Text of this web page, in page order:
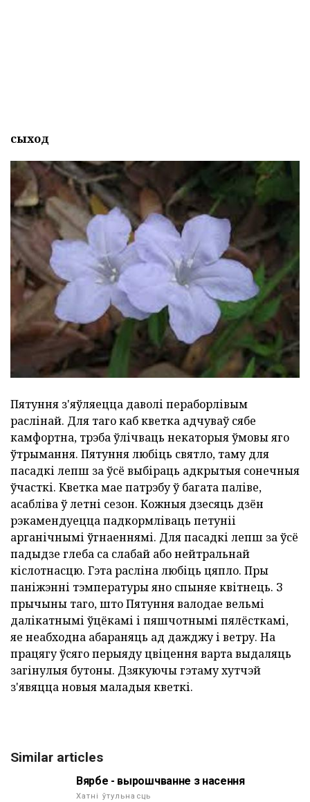
сыход
Пятуння з'яўляецца даволі пераборлівым
раслінай. Для таго каб кветка адчуваў сябе
камфортна, трэба ўлічваць некаторыя ўмовы яго
ўтрымання. Пятуння любіць святло, таму для
пасадкі лепш за ўсё выбіраць адкрытыя сонечныя
ўчасткі. Кветка мае патрэбу ў багата паліве,
асабліва ў летні сезон. Кожныя дзесяць дзён
рэкамендуецца падкормліваць петуніі
арганічнымі ўгнаеннямі. Для пасадкі лепш за ўсё
падыдзе глеба са слабай або нейтральнай
кіслотнасцю. Гэта расліна любіць цяпло. Пры
паніжэнні тэмпературы яно спыняе квітнець. З
прычыны таго, што Пятуння валодае вельмі
далікатнымі ўцёкамі і пяшчотнымі пялёсткамі,
яе неабходна абараняць ад дажджу і ветру. На
працягу ўсяго перыяду цвіцення варта выдаляць
загінулыя бутоны. Дзякуючы гэтаму хутчэй
з'явяцца новыя маладыя кветкі.
Similar articles
Вярбе - вырошчванне з насення
Хатні ўтульнасць